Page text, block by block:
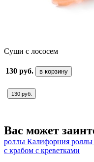
Суши с лососем
130 руб. в корзину
130 руб.
Вас может
роллы Калифорния роллы
с крабом с креветками